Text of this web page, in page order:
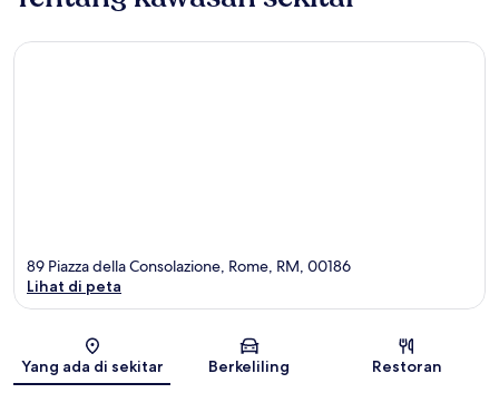
Peta
89 Piazza della Consolazione, Rome, RM, 00186
Lihat di peta
Yang ada di sekitar Berkeliling Restoran